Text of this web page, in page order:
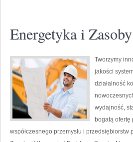
Energetyka i Zasoby
Tworzymy
jakości
działalność
wydajność,
bogatą ofertę
współczesnego przemysłu i